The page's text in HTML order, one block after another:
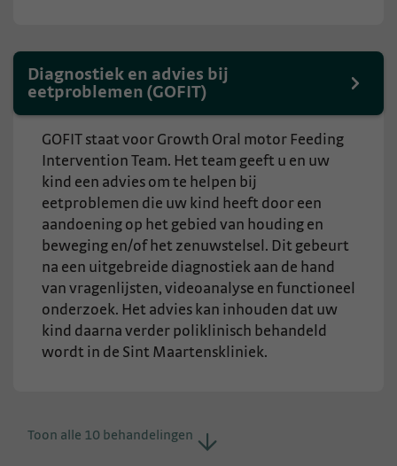
Diagnostiek en advies bij
eetproblemen (GOFIT)
GOFIT staat voor Growth Oral motor Feeding
Intervention Team. Het team geeft u en uw
kind een advies om te helpen bij
eetproblemen die uw kind heeft door een
aandoening op het gebied van houding en
beweging en/of het zenuwstelsel. Dit gebeurt
na een uitgebreide diagnostiek aan de hand
van vragenlijsten, videoanalyse en functioneel
onderzoek. Het advies kan inhouden dat uw
kind daarna verder poliklinisch behandeld
wordt in de Sint Maartenskliniek.
Toon alle 10 behandelingen